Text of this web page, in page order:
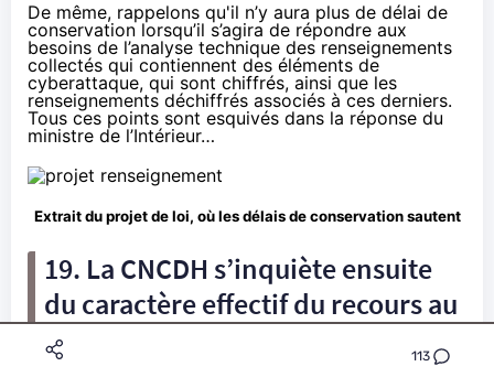
De même, rappelons qu'il n’y aura plus de délai de
conservation lorsqu’il s’agira de répondre aux
besoins de l’analyse technique des renseignements
collectés qui contiennent des éléments de
cyberattaque, qui sont chiffrés, ainsi que les
renseignements déchiffrés associés à ces derniers.
Tous ces points sont esquivés dans la réponse du
ministre de l’Intérieur…
Extrait du projet de loi, où les délais de conservation sautent
19. La CNCDH s’inquiète ensuite
du caractère effectif du recours au
juge et du droit à un procès
113